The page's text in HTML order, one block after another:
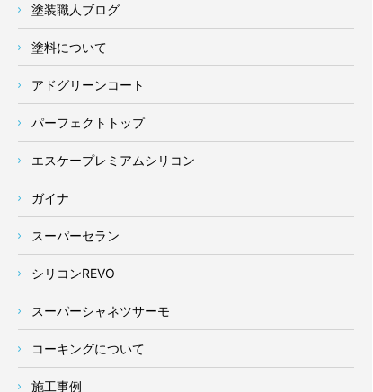
塗装職人ブログ
塗料について
アドグリーンコート
パーフェクトトップ
エスケープレミアムシリコン
ガイナ
スーパーセラン
シリコンREVO
スーパーシャネツサーモ
コーキングについて
施工事例